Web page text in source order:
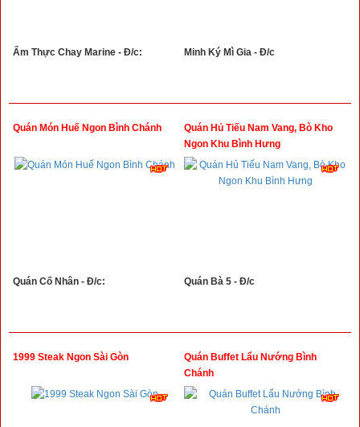
Ẩm Thực Chay Marine - Đ/c: Minh Ký Mì Gia - Đ/c
Quán Món Huế Ngon Bình Chánh
Quán Cố Nhân - Đ/c:
Quán Hủ Tiếu Nam Vang, Bò Kho
Ngon Khu Bình Hưng
Quán Bà 5 - Đ/c
1999 Steak Ngon Sài Gòn
Quán Buffet Lẩu Nướng Bình
Chánh